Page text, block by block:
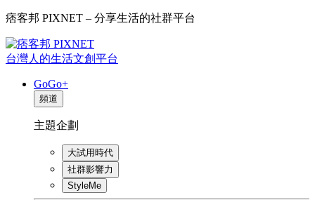
痞客邦 PIXNET – 分享生活的社群平台
台灣人的生活文創平台
GoGo+
頻道
主題企劃
大試用時代
社群影響力
StyleMe